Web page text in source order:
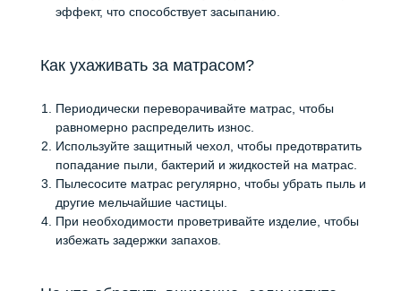
эффект, что способствует засыпанию.
Как ухаживать за матрасом?
Периодически переворачивайте матрас, чтобы
равномерно распределить износ.
Используйте защитный чехол, чтобы предотвратить
попадание пыли, бактерий и жидкостей на матрас.
Пылесосите матрас регулярно, чтобы убрать пыль и
другие мельчайшие частицы.
При необходимости проветривайте изделие, чтобы
избежать задержки запахов.